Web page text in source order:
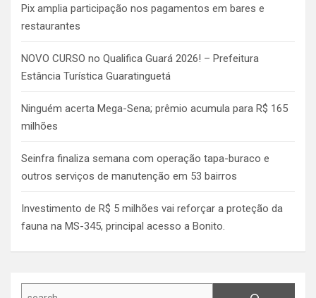
Pix amplia participação nos pagamentos em bares e
restaurantes
NOVO CURSO no Qualifica Guará 2026! – Prefeitura
Estância Turística Guaratinguetá
Ninguém acerta Mega-Sena; prêmio acumula para R$ 165
milhões
Seinfra finaliza semana com operação tapa-buraco e
outros serviços de manutenção em 53 bairros
Investimento de R$ 5 milhões vai reforçar a proteção da
fauna na MS-345, principal acesso a Bonito.
Search